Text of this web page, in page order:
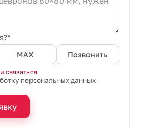
MAX Позвонить
связаться
персональных данных